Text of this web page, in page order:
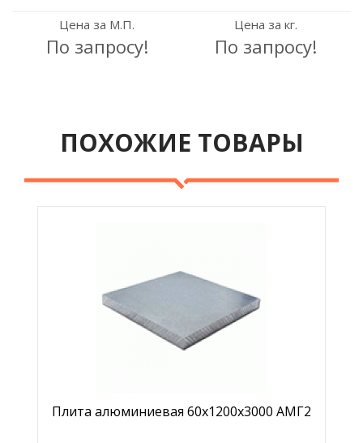
Цена за М.П.
По запросу!
Цена за кг.
По запросу!
ПОХОЖИЕ ТОВАРЫ
Плита алюминиевая 60х1200х3000 АМГ2